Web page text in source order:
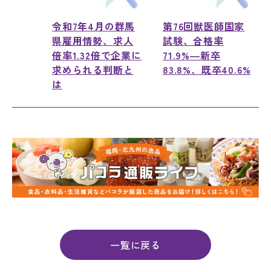
令和7年4月の群馬
県雇用情勢、求人
倍率1.32倍で企業に
求められる判断と
は
第76回獣医師国家
試験、合格率
71.9%―新卒
83.8%、既卒40.6%
一覧に戻る